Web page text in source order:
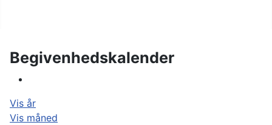
Begivenhedskalender
Vis år
Vis måned